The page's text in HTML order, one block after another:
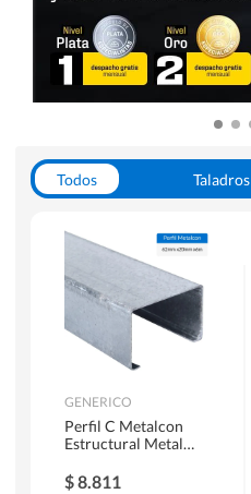
Todos Taladros
Herramientas Manuales
GENERICO
Perfil C Metalcon
Estructural Metal
$8.811